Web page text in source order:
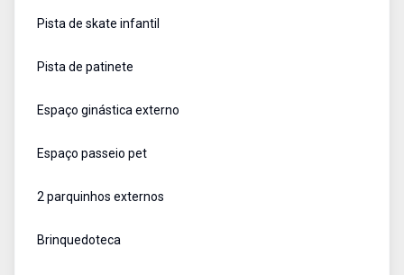
Pista de skate infantil
Pista de patinete
Espaço ginástica externo
Espaço passeio pet
2 parquinhos externos
Brinquedoteca